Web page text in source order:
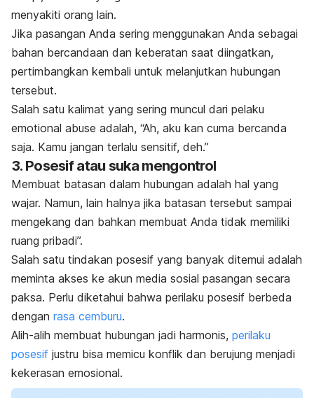
menyakiti orang lain.
Jika pasangan Anda sering menggunakan Anda sebagai
bahan bercandaan dan keberatan saat diingatkan,
pertimbangkan kembali untuk melanjutkan hubungan
tersebut.
Salah satu kalimat yang sering muncul dari pelaku
emotional abuse adalah, “Ah, aku kan cuma bercanda
saja. Kamu jangan terlalu sensitif, deh.”
3. Posesif atau suka mengontrol
Membuat batasan dalam hubungan adalah hal yang
wajar. Namun, lain halnya jika batasan tersebut sampai
mengekang dan bahkan membuat Anda tidak memiliki
ruang pribadi”.
Salah satu tindakan posesif yang banyak ditemui adalah
meminta akses ke akun media sosial pasangan secara
paksa. Perlu diketahui bahwa perilaku posesif berbeda
dengan rasa cemburu.
Alih-alih membuat hubungan jadi harmonis, perilaku
posesif justru bisa memicu konflik dan berujung menjadi
kekerasan emosional.